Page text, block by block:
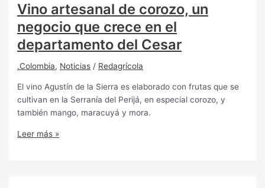
Vino artesanal de corozo, un
negocio que crece en el
departamento del Cesar
.Colombia, Noticias / Redagrícola
El vino Agustín de la Sierra es elaborado con frutas que se
cultivan en la Serranía del Perijá, en especial corozo, y
también mango, maracuyá y mora.
Leer más »